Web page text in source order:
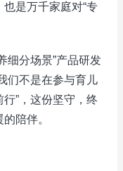
是万千家庭对“专
分场景”产品研发
们不是在参与育儿
”，这份坚守，终
陪伴。